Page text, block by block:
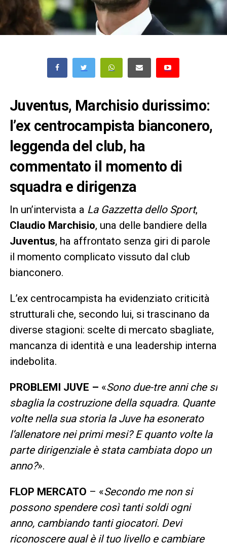
Juventus, Marchisio durissimo:
l’ex centrocampista bianconero,
leggenda del club, ha
commentato il momento di
squadra e dirigenza
In un’intervista a La Gazzetta dello Sport,
Claudio Marchisio, una delle bandiere della
Juventus, ha affrontato senza giri di parole
il momento complicato vissuto dal club
bianconero.
L’ex centrocampista ha evidenziato criticità
strutturali che, secondo lui, si trascinano da
diverse stagioni: scelte di mercato sbagliate,
mancanza di identità e una leadership interna
indebolita.
PROBLEMI JUVE – «Sono due-tre anni che si
sbaglia la costruzione della squadra. Quante
volte nella sua storia la Juve ha esonerato
l’allenatore nei primi mesi? E quanto volte la
parte dirigenziale è stata cambiata dopo un
anno?».
FLOP MERCATO – «Secondo me non si
possono spendere così tanti soldi ogni
anno, cambiando tanti giocatori. Devi
riconoscere qual è il tuo livello e cambiare